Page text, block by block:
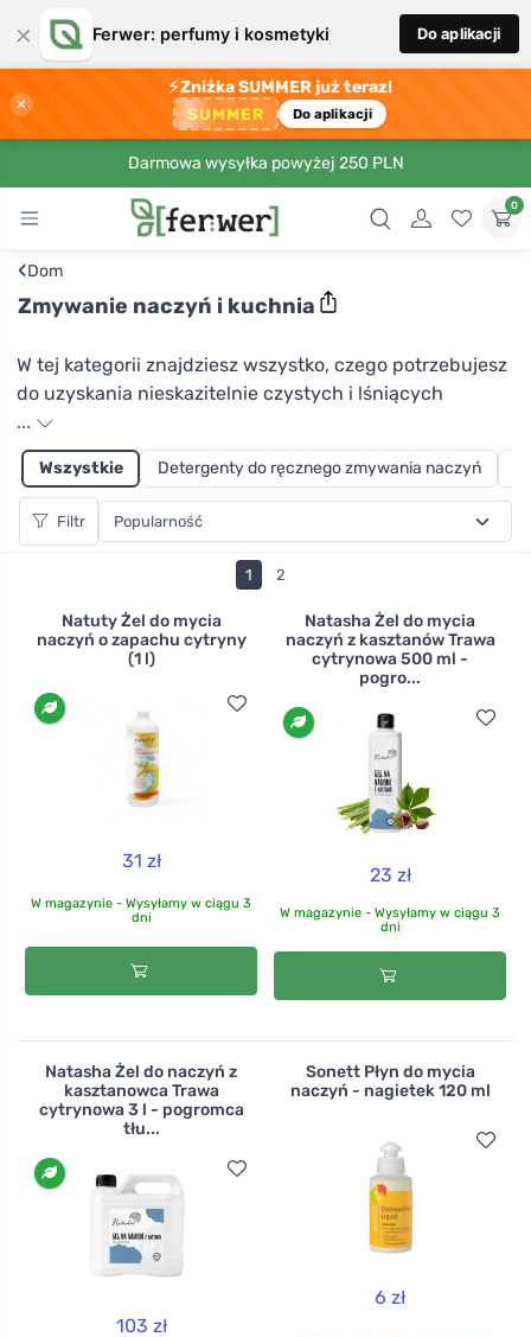
× Ferwer: perfumy i kosmetyki Do aplikacji
×
⚡Zniżka SUMMER już teraz!
SUMMER Do aplikacji
Darmowa wysyłka powyżej 250 PLN
0
‹Dom
Zmywanie naczyń i kuchnia
W tej kategorii znajdziesz wszystko, czego potrzebujesz
do uzyskania nieskazitelnie czystych i lśniących
naczyń, niezależnie od tego, czy myjesz je ręcznie, czy
używasz zmywarki. Odpowiedni detergent do zmywania
naczyń to nie tylko oszczędność środowiska, zdrowia i
czasu, ale także mniejsze zużycie wody. W sklepie
Ferwer można wybierać spośród wielu produktów,
wypróbować różne zapachy i wielkości opakowań.
Dostępne są żele do ręcznego mycia naczyń, a także
tabletki, sole i proszki do zmywarek.
...
Wszystkie Detergenty do ręcznego zmywania naczyń
Filtr
1 2
Natuty Żel do mycia
naczyń o zapachu cytryny
(1 l)
31 zł
W magazynie - Wysyłamy w ciągu 3
dni
Natasha Żel do mycia
naczyń z kasztanów Trawa
cytrynowa 500 ml -
pogro...
23 zł
W magazynie - Wysyłamy w ciągu 3
dni
Natasha Żel do naczyń z
kasztanowca Trawa
cytrynowa 3 l - pogromca
tłu...
103 zł
Sonett Płyn do mycia
naczyń - nagietek 120 ml
6 zł